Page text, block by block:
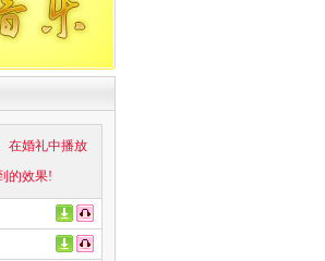
在婚礼中播放
的效果!